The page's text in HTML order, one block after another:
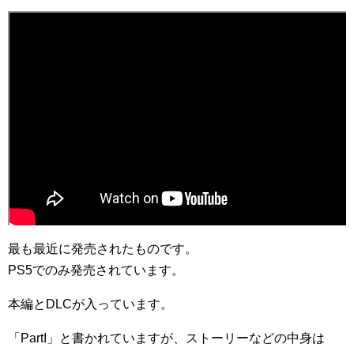
最も最近に発売されたものです。
PS5でのみ発売されています。
本編とDLCが入っています。
「PartI」と書かれていますが、ストーリーなどの中身は